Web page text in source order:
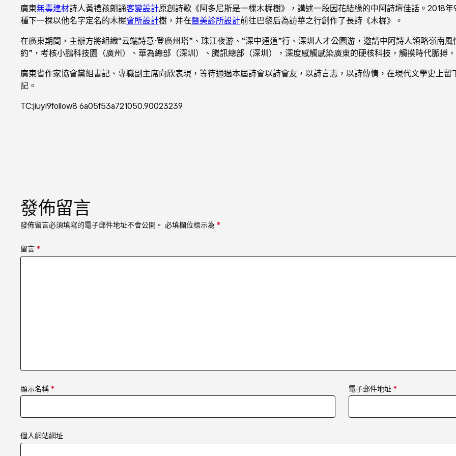
廣東無毒建材詩人黃禮孩朗誦客變設計原創詩歌《阿多尼斯是一棵木樨樹》，講述一段因花結緣的中阿詩壇佳話。2018
種下一棵以他名字定名的木樨會所設計樹，并在醫美診所設計前往巴黎后為訪華之行創作了長詩《木樨》。
在廣東期間，主辦方將組織“云端詩意·登廣州塔”、珠江夜游、“深中通道”行、深圳人才公園游，邀請中阿詩人領略嶺南
約”，考核小鵬科技園（廣州）、華為總部（深圳）、騰訊總部（深圳），深度感觸感染廣東的硬核科技，觸摸時代脈搏
廣東省作家協會黨組書記、專職副主席向欣表現，等待通過本屆詩會以詩會友，以詩言志，以詩傳情，在現代文學史上
記。
TC:jiuyi9follow8 6a05f53a721050.90023239
發佈留言
發佈留言必須填寫的電子郵件地址不會公開。 必填欄位標示為 *
留言 *
顯示名稱 * 電子郵件地址 *
個人網站網址